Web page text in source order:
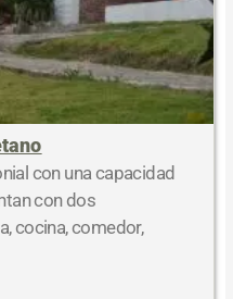
con una capacidad
con dos
cocina, comedor,